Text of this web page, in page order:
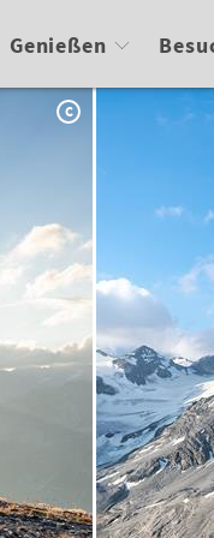
Genießen
C